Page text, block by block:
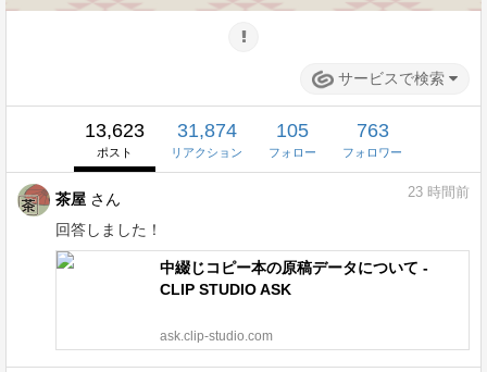
サービスで検索
13,623
ポスト
31,874
リアクション
105
フォロー
763
フォロワー
茶屋 さん
回答しました！
23 時間前
中綴じコピー本の原稿データについて -
CLIP STUDIO ASK
ask.clip-studio.com